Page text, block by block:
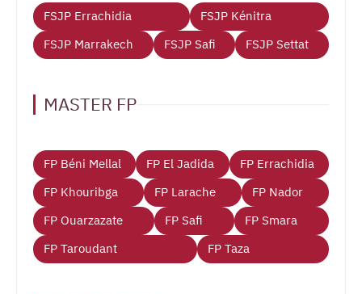
FSJP Errachidia
FSJP Kénitra
FSJP Marrakech
FSJP Safi FSJP Settat
MASTER FP
FP Béni Mellal FP El Jadida
FP Errachidia
FP Khouribga
FP Larache
FP Nador
FP Ouarzazate
FP Safi
FP Smara
FP Taroudant
FP Taza